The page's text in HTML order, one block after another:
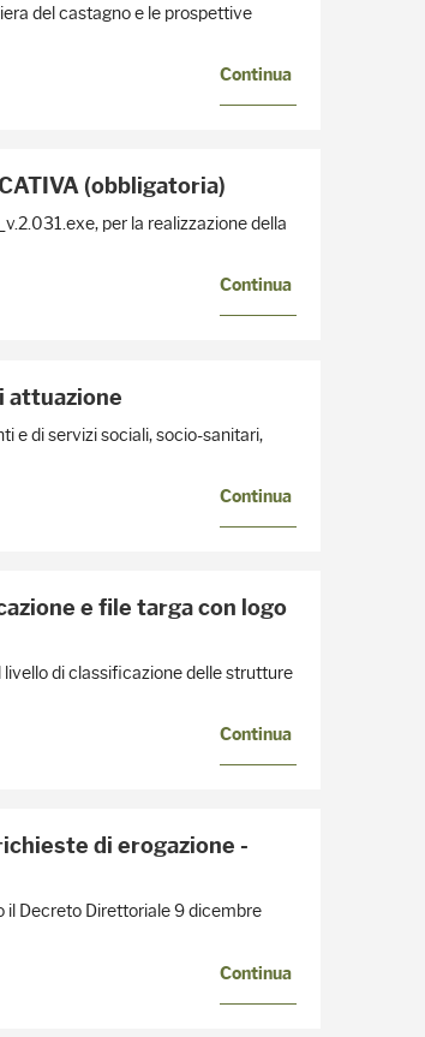
del castagno e le prospettive
Continua
(obbligatoria)
per la realizzazione della
Continua
attuazione
e di servizi sociali, socio-sanitari,
Continua
e file targa con logo
livello di classificazione delle strutture
Continua
di erogazione -
il Decreto Direttoriale 9 dicembre
Continua